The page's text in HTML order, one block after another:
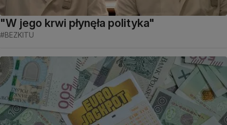
"W jego krwi płynęła polityka"
#BEZKITU